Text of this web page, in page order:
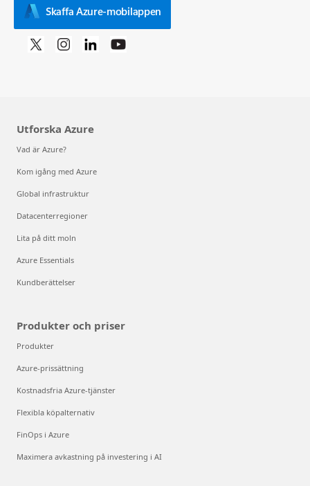
Skaffa Azure-mobilappen
Utforska Azure
Vad är Azure?
Kom igång med Azure
Global infrastruktur
Datacenterregioner
Lita på ditt moln
Azure Essentials
Kundberättelser
Produkter och priser
Produkter
Azure-prissättning
Kostnadsfria Azure-tjänster
Flexibla köpalternativ
FinOps i Azure
Maximera avkastning på investering i AI